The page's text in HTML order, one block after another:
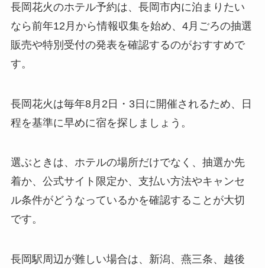
長岡花火のホテル予約は、長岡市内に泊まりたい
なら前年12月から情報収集を始め、4月ごろの抽選
販売や特別受付の発表を確認するのがおすすめで
す。
長岡花火は毎年8月2日・3日に開催されるため、日
程を基準に早めに宿を探しましょう。
選ぶときは、ホテルの場所だけでなく、抽選か先
着か、公式サイト限定か、支払い方法やキャンセ
ル条件がどうなっているかを確認することが大切
です。
長岡駅周辺が難しい場合は、新潟、燕三条、越後